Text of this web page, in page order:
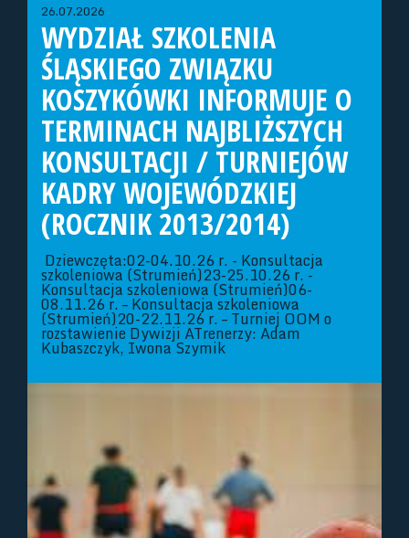
26.07.2026
WYDZIAŁ SZKOLENIA
ŚLĄSKIEGO ZWIĄZKU
KOSZYKÓWKI INFORMUJE O
TERMINACH NAJBLIŻSZYCH
KONSULTACJI / TURNIEJÓW
KADRY WOJEWÓDZKIEJ
(ROCZNIK 2013/2014)
Dziewczęta:02-04.10.26 r. - Konsultacja
szkoleniowa (Strumień)23-25.10.26 r. -
Konsultacja szkoleniowa (Strumień)06-
08.11.26 r. – Konsultacja szkoleniowa
(Strumień)20-22.11.26 r. – Turniej OOM o
rozstawienie Dywizji ATrenerzy: Adam
Kubaszczyk, Iwona Szymik